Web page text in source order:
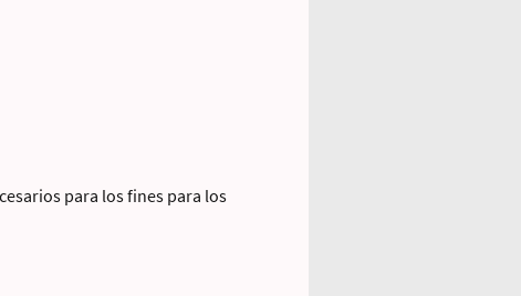
para los fines para los